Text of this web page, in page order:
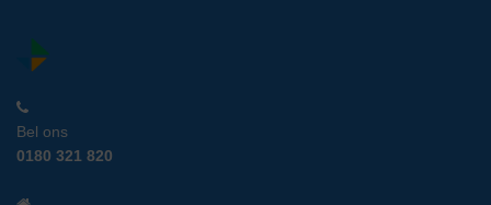
Bel ons
0180 321 820